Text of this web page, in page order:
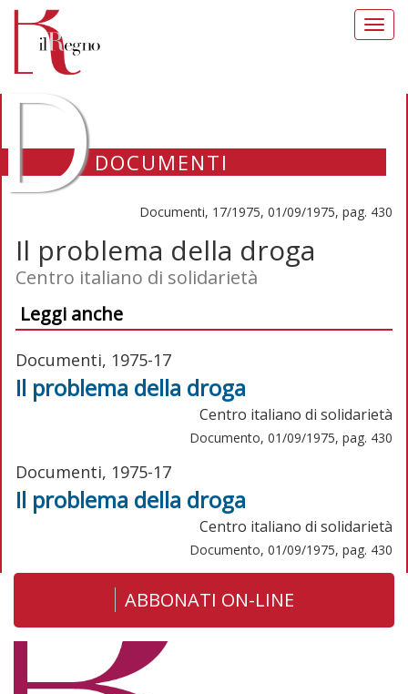
DOCUMENTI
Documenti, 17/1975, 01/09/1975, pag. 430
Il problema della droga
Centro italiano di solidarietà
Leggi anche
Documenti, 1975-17
Il problema della droga
Centro italiano di solidarietà
Documento, 01/09/1975, pag. 430
Documenti, 1975-17
Il problema della droga
Centro italiano di solidarietà
Documento, 01/09/1975, pag. 430
ABBONATI ON-LINE